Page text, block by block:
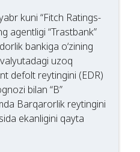
kuni “Fitch Ratings-
agentligi “Trastbank”
bankiga o‘zining
uzoq
defolt reytingini (EDR)
bilan “B”
Barqarorlik reytingini
ekanligini qayta